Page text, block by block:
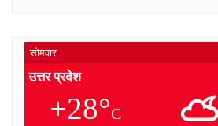
सोमवार
उत्तर प्रदेश
+28°C